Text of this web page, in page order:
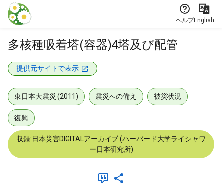
本文に飛ぶ
ヘルプEnglish
多核種吸着塔(容器)4塔及び配管
提供元サイトで表示
東日本大震災 (2011) 震災への備え 被災状況
復興
収録:日本災害DIGITALアーカイブ (ハーバード大学ライシャワ
ー日本研究所)